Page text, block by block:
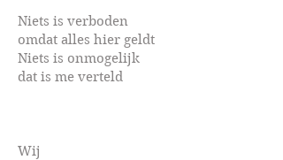
Niets is verboden
omdat alles hier geldt
Niets is onmogelijk
dat is me verteld
Wij